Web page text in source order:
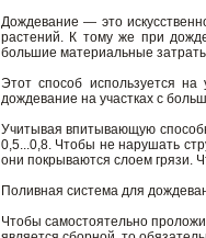
Дождевание — это
растений. К тому же при
большие материальные
Этот способ используется на
дождевание на участках c
Учитывая впитывающую
0,5...0,8. Чтобы не нарушать
они покрываются слоем грязи.
Поливная система для
Чтобы самостоятельно